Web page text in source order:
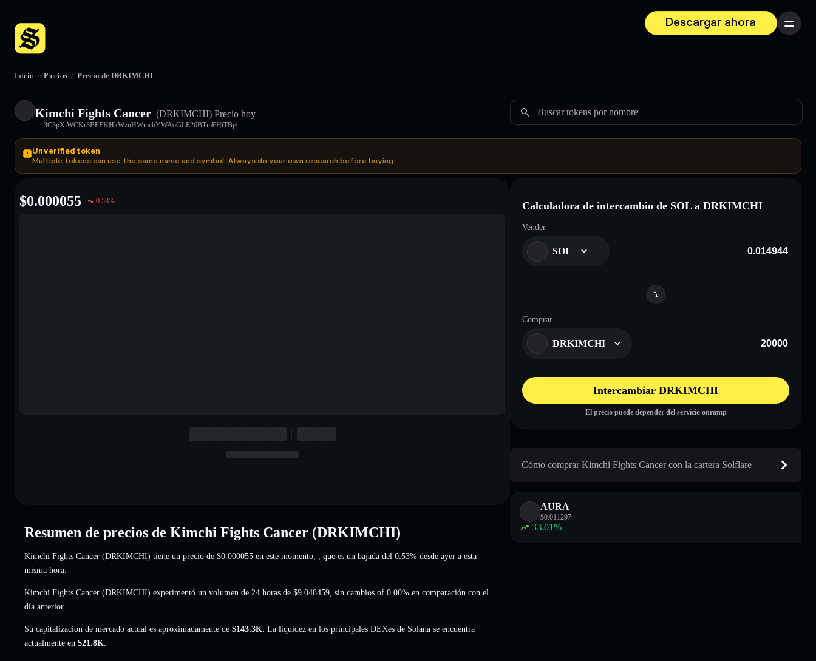
Descargar ahora
Menú
Inicio / Precios / Precio de DRKIMCHI
Kimchi Fights Cancer (DRKIMCHI) Precio hoy
3C3pXiWCKr3BFEKHkWzuHWmcbYWAoGLE26BTmFHtTBj4
Buscar tokens por nombre
Unverified token
Multiple tokens can use the same name and symbol. Always do your own research before buying.
$0.000055 0.53%
Resumen de precios de Kimchi Fights Cancer (DRKIMCHI)
Kimchi Fights Cancer (DRKIMCHI) tiene un precio de $0.000055 en este momento, , que es un bajada del 0.53% desde ayer a esta
misma hora.
Kimchi Fights Cancer (DRKIMCHI) experimentó un volumen de 24 horas de $9.048459 sin cambios of 0.00% en comparación con el
día anterior.
Su capitalización de mercado actual es aproximadamente de $143.3K . La liquidez en los principales DEXes de Solana se encuentra
actualmente en $21.8K
Calculadora de intercambio de SOL a DRKIMCHI
Vender
SOL
Comprar
DRKIMCHI
Intercambiar DRKIMCHI
El precio puede depender del servicio onramp
Cómo comprar Kimchi Fights Cancer con la cartera Solflare
AURA
$0.011297
33.01%